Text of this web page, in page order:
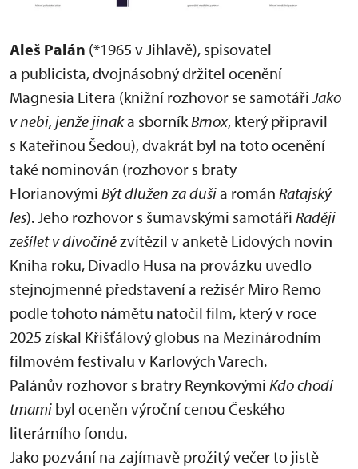
Aleš Palán (*1965 v Jihlavě), spisovatel
a publicista, dvojnásobný držitel ocenění
Magnesia Litera (knižní rozhovor se samotáři Jako
v nebi, jenže jinaka sborník Brnox, který připravil
s Kateřinou Šedou), dvakrát byl na toto ocenění
také nominován (rozhovor s braty
Florianovými Být dlužen za dušia román Ratajský
les). Jeho rozhovor s šumavskými samotáři Raději
zešílet v divočinězvítězil v anketě Lidových novin
Kniha roku, Divadlo Husa na provázku uvedlo
stejnojmenné představení a režisér Miro Remo
podle tohoto námětu natočil film, který v roce
2025 získal Křišťálový globus na Mezinárodním
filmovém festivalu v Karlových Varech.
Palánův rozhovor s bratry Reynkovými Kdo chodí
tmami byl oceněn výroční cenou Českého
literárního fondu.
Jako pozvání na zajímavě prožitý večer to jistě